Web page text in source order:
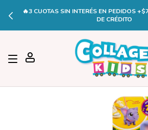
🔥3 CUOTAS SIN INTERÉS EN PEDIDOS
DE CRÉDITO